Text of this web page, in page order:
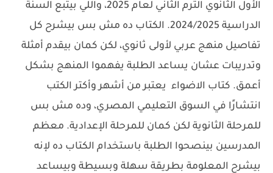
الأول الثانوي الترم الثاني لعام 2025، واللي بيتبع السنة
الدراسية 2024/2025. الكتاب ده مش بس بيشرح كل
تفاصيل منهج عربي لأولى ثانوي، لكن كمان بيقدم أمثلة
وتدريبات عشان يساعد الطلبة يفهموا المنهج بشكل
أعمق. كتاب الاضواء يعتبر من أشهر وأكتر الكتب
انتشارًا في السوق التعليمي المصري، وده مش بس
للمرحلة الثانوية لكن كمان للمرحلة الإعدادية. معظم
المدرسين بينصحوا الطلبة باستخدام الكتاب ده لإنه
بيشرح المعلومة بطريقة سهلة وبسيطة وبيساعد